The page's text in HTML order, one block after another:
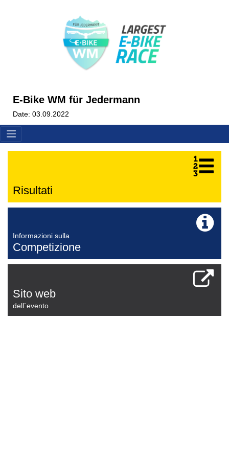
E-Bike WM für Jedermann
Date: 03.09.2022
Risultati
Informazioni sulla
Competizione
Sito web
dell`evento